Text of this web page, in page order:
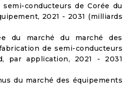
conducteurs de Corée du
2021 - 2031 (milliards
du marché du marché des
de semi-conducteurs
par application, 2021 - 2031
du marché des équipements